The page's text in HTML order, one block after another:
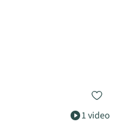
1 video